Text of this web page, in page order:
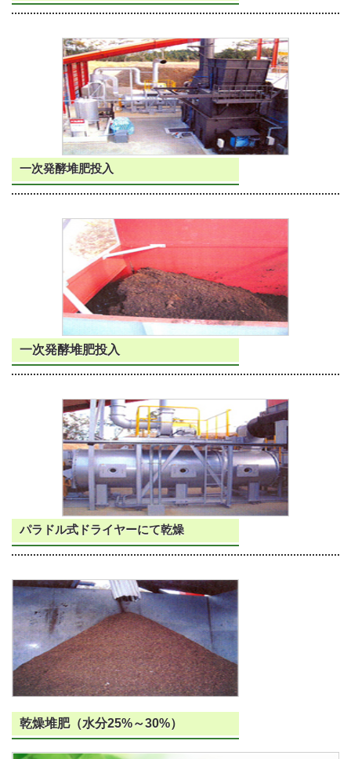
一次発酵堆肥投入
一次発酵堆肥投入
パラドル式ドライヤーにて乾燥
乾燥堆肥（水分25%～30%）